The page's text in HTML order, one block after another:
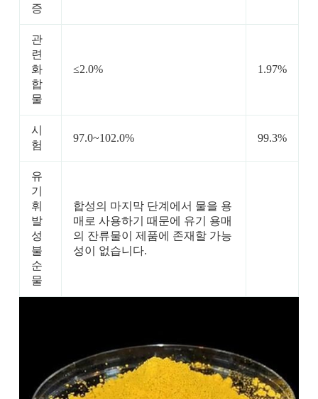
증
관
련
화
합
물
≤2.0% 1.97%
시
험
97.0~102.0% 99.3%
유
기
휘
발
성
불
순
물
합성의 마지막 단계에서 물을 용
매로 사용하기 때문에 유기 용매
의 잔류물이 제품에 존재할 가능
성이 없습니다.